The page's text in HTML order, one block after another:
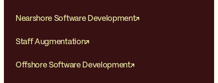
Nearshore Software Development
Staff Augmentation
Offshore Software Development